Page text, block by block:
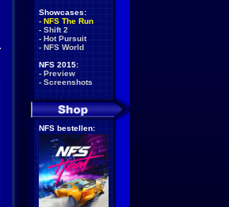
Showcases:
- NFS The Run
- Shift 2
- Hot Pursuit
- NFS World
NFS 2015:
- Preview
- Screenshots
NFS bestellen: